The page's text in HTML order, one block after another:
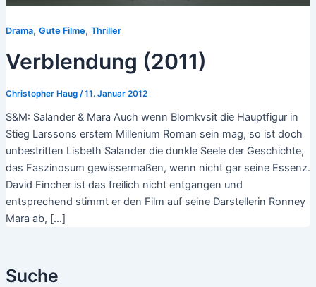
Suche
Drama, Gute Filme, Thriller
Verblendung (2011)
Christopher Haug /11. Januar 2012
S&M: Salander & Mara Auch wenn Blomkvsit die Hauptfigur in
Stieg Larssons erstem Millenium Roman sein mag, so ist doch
unbestritten Lisbeth Salander die dunkle Seele der Geschichte,
das Faszinosum gewissermaßen, wenn nicht gar seine Essenz.
David Fincher ist das freilich nicht entgangen und
entsprechend stimmt er den Film auf seine Darstellerin Ronney
Mara ab, […]